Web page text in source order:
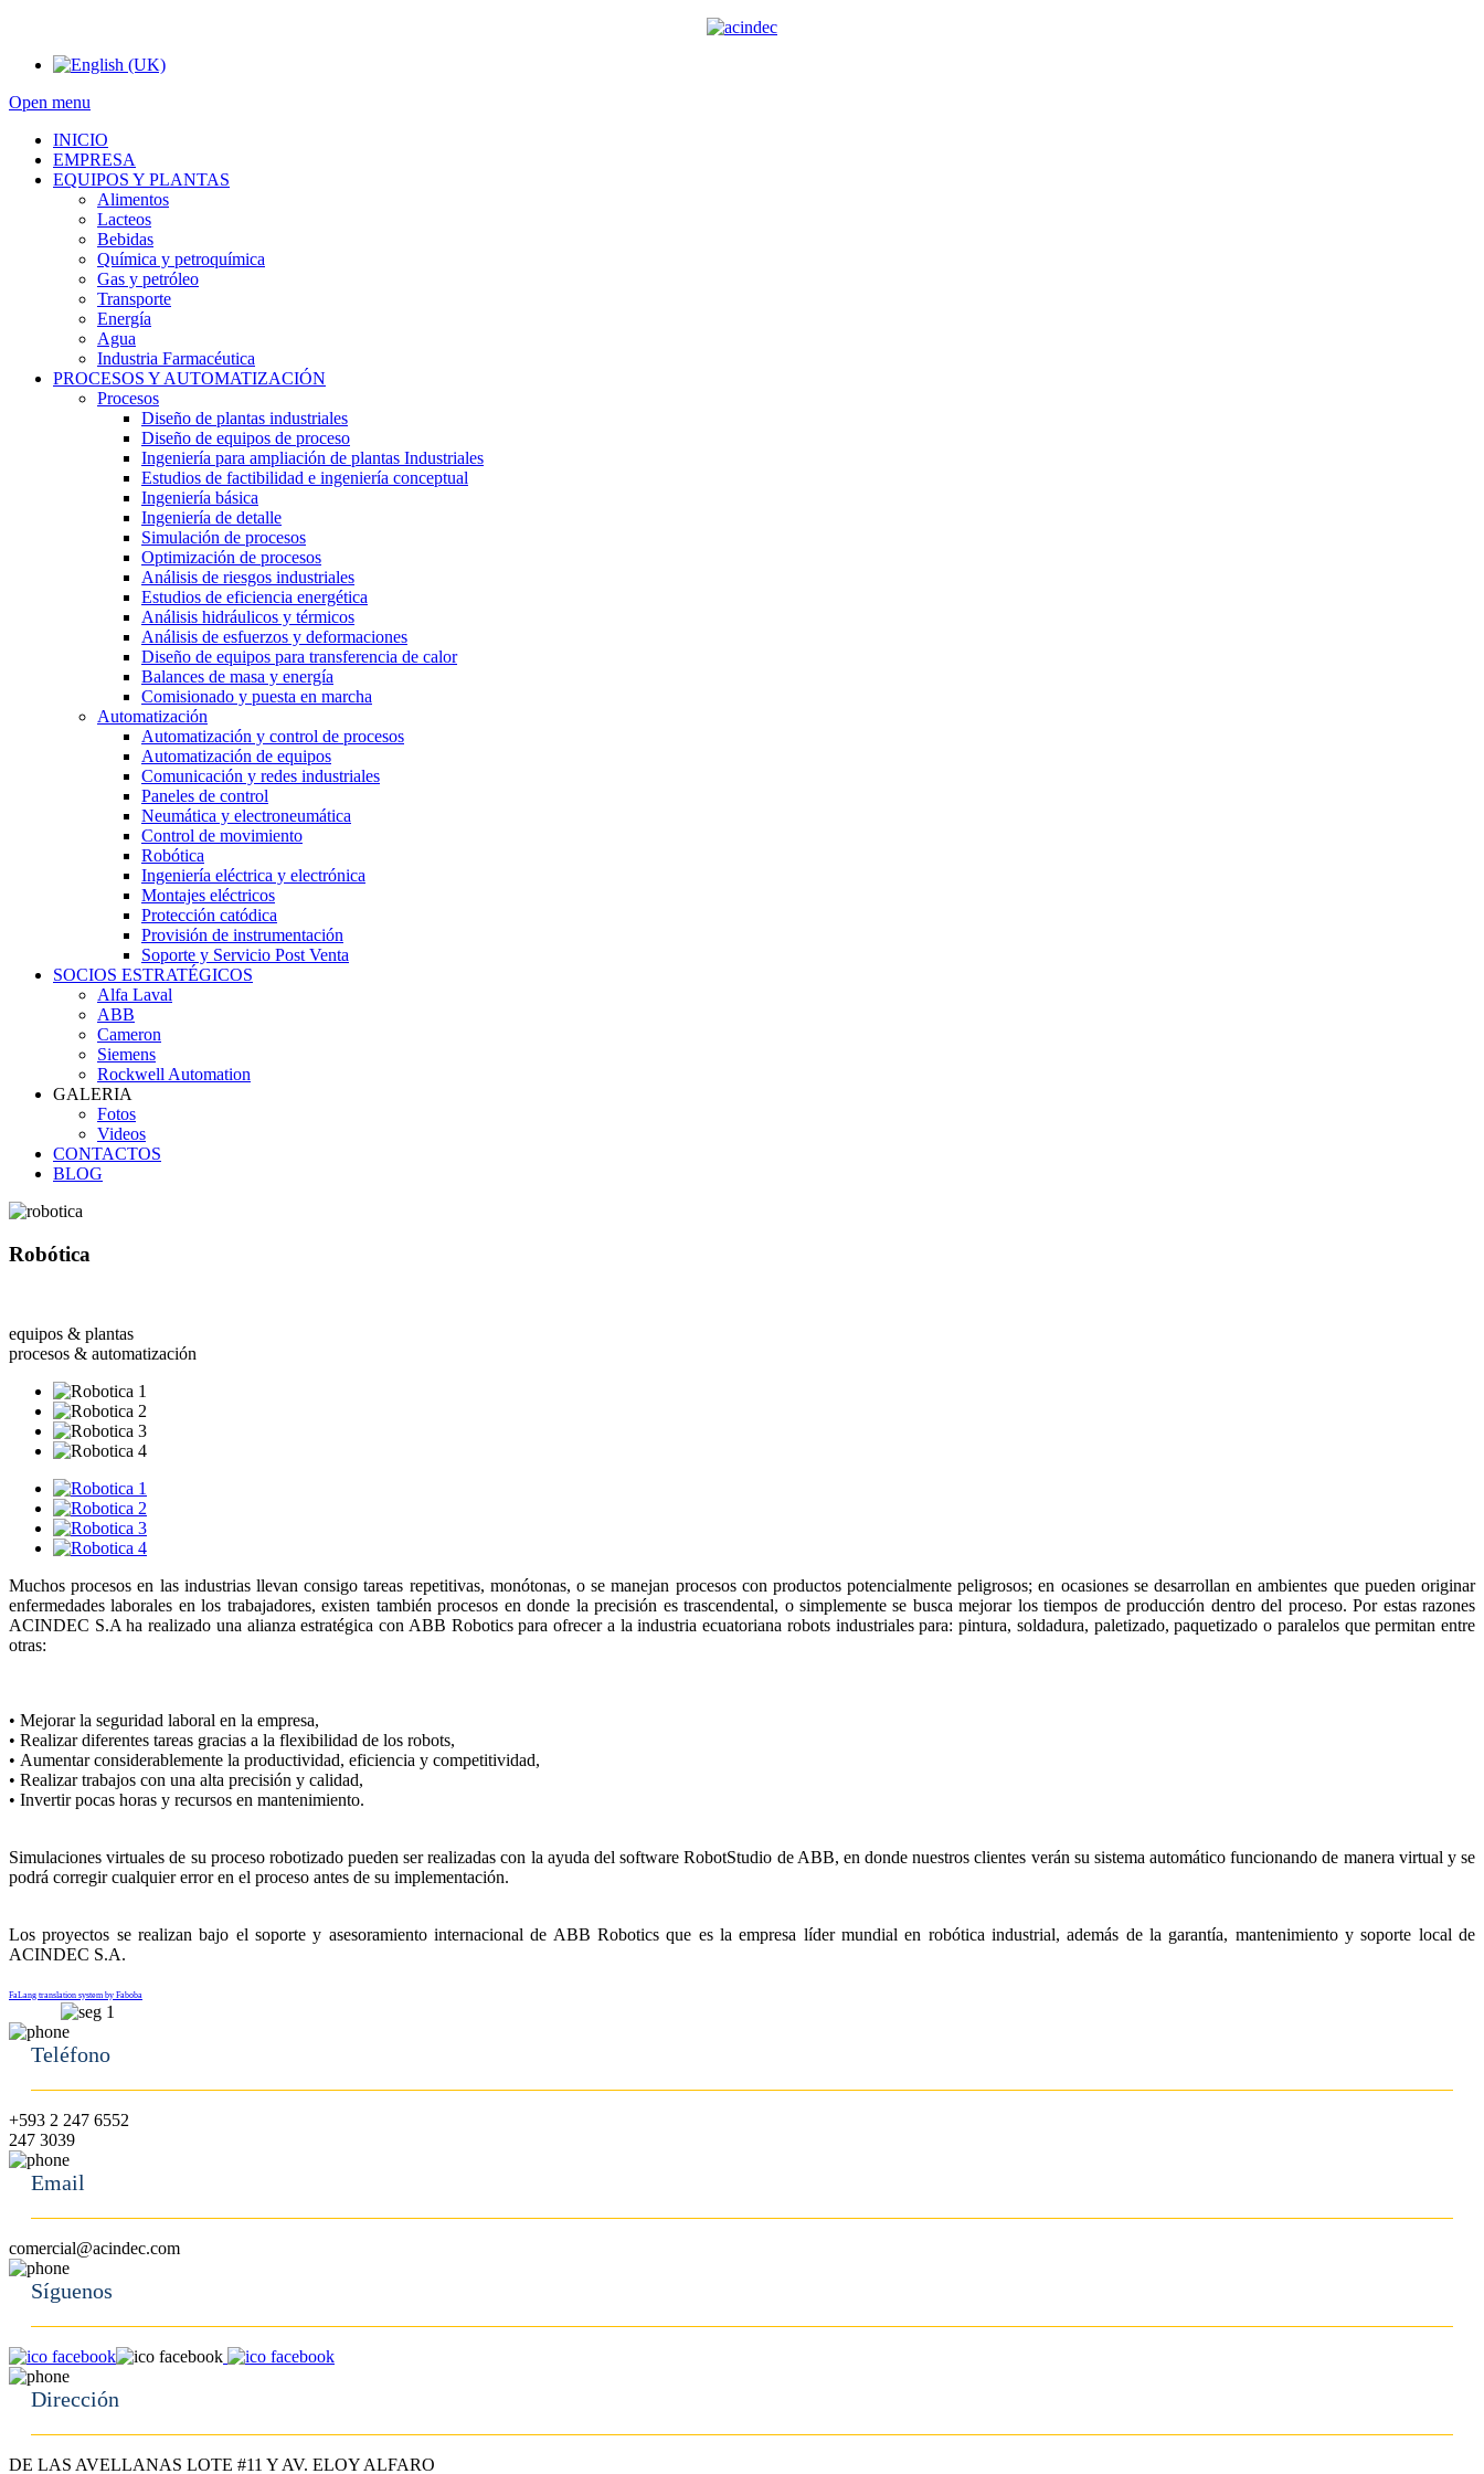
Open menu
INICIO
EMPRESA
EQUIPOS Y PLANTAS
Alimentos
Lacteos
Bebidas
Química y petroquímica
Gas y petróleo
Transporte
Energía
Agua
Industria Farmacéutica
PROCESOS Y AUTOMATIZACIÓN
Procesos
Diseño de plantas industriales
Diseño de equipos de proceso
Ingeniería para ampliación de plantas Industriales
Estudios de factibilidad e ingeniería conceptual
Ingeniería básica
Ingeniería de detalle
Simulación de procesos
Optimización de procesos
Análisis de riesgos industriales
Estudios de eficiencia energética
Análisis hidráulicos y térmicos
Análisis de esfuerzos y deformaciones
Diseño de equipos para transferencia de calor
Balances de masa y energía
Comisionado y puesta en marcha
Automatización
Automatización y control de procesos
Automatización de equipos
Comunicación y redes industriales
Paneles de control
Neumática y electroneumática
Control de movimiento
Robótica
Ingeniería eléctrica y electrónica
Montajes eléctricos
Protección catódica
Provisión de instrumentación
Soporte y Servicio Post Venta
SOCIOS ESTRATÉGICOS
Alfa Laval
ABB
Cameron
Siemens
Rockwell Automation
GALERIA
Fotos
Videos
CONTACTOS
BLOG
Robótica
equipos & plantas
procesos & automatización
Muchos procesos en las industrias llevan consigo tareas repetitivas, monótonas, o se manejan procesos con productos potencialmente peligrosos; en ocasiones se desarrollan en ambientes que pueden originar
enfermedades laborales en los trabajadores, existen también procesos en donde la precisión es trascendental, o simplemente se busca mejorar los tiempos de producción dentro del proceso. Por estas razones
ACINDEC S.A ha realizado una alianza estratégica con ABB Robotics para ofrecer a la industria ecuatoriana robots industriales para: pintura, soldadura, paletizado, paquetizado o paralelos que permitan entre
otras:
• Mejorar la seguridad laboral en la empresa,
• Realizar diferentes tareas gracias a la flexibilidad de los robots,
• Aumentar considerablemente la productividad, eficiencia y competitividad,
• Realizar trabajos con una alta precisión y calidad,
• Invertir pocas horas y recursos en mantenimiento.
Simulaciones virtuales de su proceso robotizado pueden ser realizadas con la ayuda del software RobotStudio de ABB, en donde nuestros clientes verán su sistema automático funcionando de manera virtual y se
podrá corregir cualquier error en el proceso antes de su implementación.
Los proyectos se realizan bajo el soporte y asesoramiento internacional de ABB Robotics que es la empresa líder mundial en robótica industrial, además de la garantía, mantenimiento y soporte local de
ACINDEC S.A.
FaLang translation system by Faboba
Teléfono
+593 2 247 6552
247 3039
Email
comercial@acindec.com
Síguenos
Dirección
DE LAS AVELLANAS LOTE #11 Y AV. ELOY ALFARO